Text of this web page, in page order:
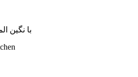
با نگین